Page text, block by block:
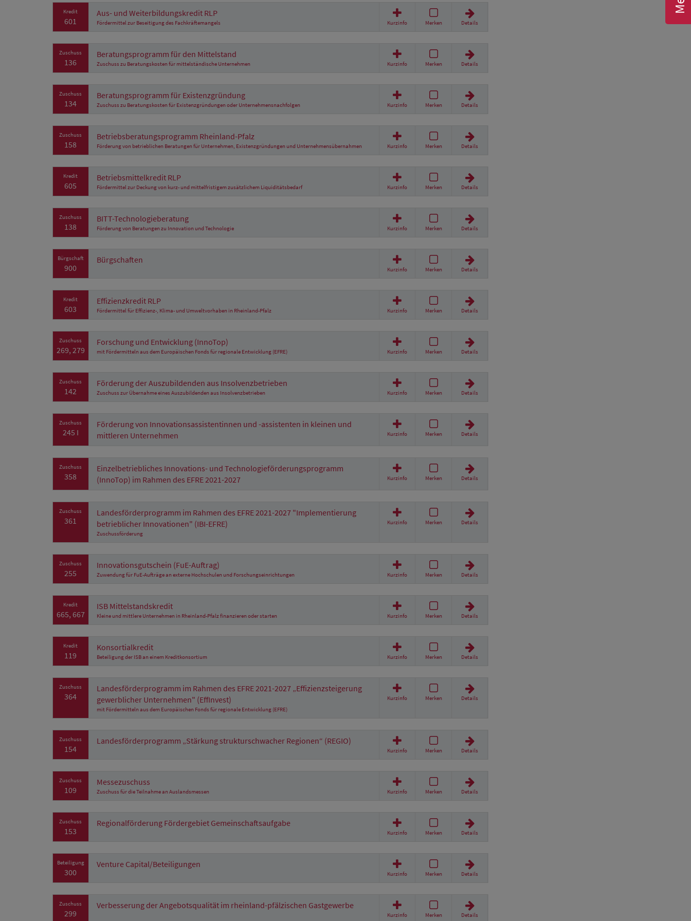
Kredit
601
Aus- und Weiterbildungskredit RLP
Fördermittel zur Beseitigung des Fachkräftemangels Kurzinfo Merken Details
Zuschuss
136
Beratungsprogramm für den Mittelstand
Zuschuss zu Beratungskosten für mittelständische Unternehmen Kurzinfo Merken Details
Zuschuss
134
Beratungsprogramm für Existenzgründung
Zuschuss zu Beratungskosten für Existenzgründungen oder Unternehmensnachfolgen Kurzinfo Merken Details
Zuschuss
158
Betriebsberatungsprogramm Rheinland-Pfalz
Förderung von betrieblichen Beratungen für Unternehmen, Existenzgründungen und Unternehmensübernahmen Kurzinfo Merken Details
Kredit
605
Betriebsmittelkredit RLP
Fördermittel zur Deckung von kurz- und mittelfristigem zusätzlichem Liquiditätsbedarf Kurzinfo Merken Details
Zuschuss
138
BITT-Technologieberatung
Förderung von Beratungen zu Innovation und Technologie Kurzinfo Merken Details
Bürgschaft
900
Bürgschaften
Kurzinfo Merken Details
Kredit
603
Effizienzkredit RLP
Fördermittel für Effizienz-, Klima- und Umweltvorhaben in Rheinland-Pfalz Kurzinfo Merken Details
Zuschuss
269, 279
Forschung und Entwicklung (InnoTop)
mit Fördermitteln aus dem Europäischen Fonds für regionale Entwicklung (EFRE) Kurzinfo Merken Details
Zuschuss
142
Förderung der Auszubildenden aus Insolvenzbetrieben
Zuschuss zur Übernahme eines Auszubildenden aus Insolvenzbetrieben Kurzinfo Merken Details
Zuschuss
245 I
Förderung von Innovationsassistentinnen und -assistenten in kleinen und
mittleren Unternehmen
Kurzinfo Merken Details
Zuschuss
358
Einzelbetriebliches Innovations- und Technologieförderungsprogramm
(InnoTop) im Rahmen des EFRE 2021-2027
Kurzinfo Merken Details
Zuschuss
361
Landesförderprogramm im Rahmen des EFRE 2021-2027 "Implementierung
betrieblicher Innovationen" (IBI-EFRE)
Zuschussförderung
Kurzinfo Merken Details
Zuschuss
255
Innovationsgutschein (FuE-Auftrag)
Zuwendung für FuE-Aufträge an externe Hochschulen und Forschungseinrichtungen Kurzinfo Merken Details
Kredit
665, 667
ISB Mittelstandskredit
Kleine und mittlere Unternehmen in Rheinland-Pfalz finanzieren oder starten Kurzinfo Merken Details
Kredit
119
Konsortialkredit
Beteiligung der ISB an einem Kreditkonsortium Kurzinfo Merken Details
Zuschuss
364
Landesförderprogramm im Rahmen des EFRE 2021-2027 „Effizienzsteigerung
gewerblicher Unternehmen" (EffInvest)
mit Fördermitteln aus dem Europäischen Fonds für regionale Entwicklung (EFRE)
Kurzinfo Merken Details
Zuschuss
154
Landesförderprogramm „Stärkung strukturschwacher Regionen“ (REGIO)
Kurzinfo Merken Details
Zuschuss
109
Messezuschuss
Zuschuss für die Teilnahme an Auslandsmessen Kurzinfo Merken Details
Zuschuss
153
Regionalförderung Fördergebiet Gemeinschaftsaufgabe
Kurzinfo Merken Details
Beteiligung
300
Venture Capital/Beteiligungen
Kurzinfo Merken Details
Zuschuss
299
Verbesserung der Angebotsqualität im rheinland-pfälzischen Gastgewerbe
Kurzinfo Merken Details